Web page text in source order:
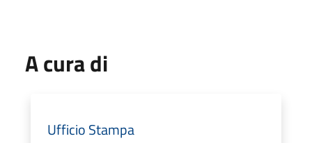
A cura di
Ufficio Stampa